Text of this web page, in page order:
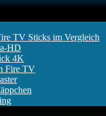
TV Sticks im Vergleich
HD
4K
Fire TV